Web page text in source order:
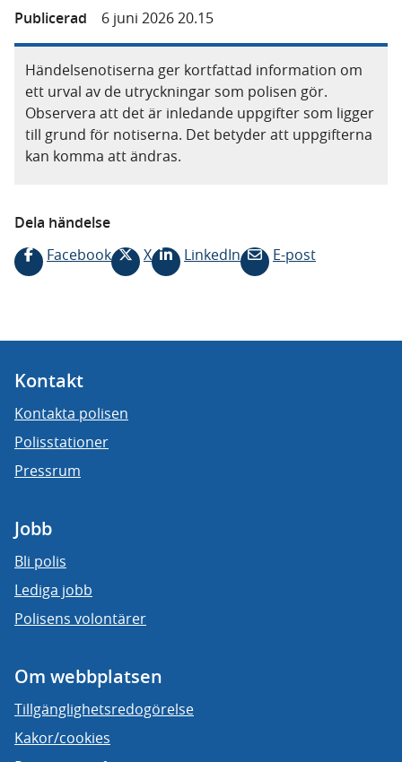
Publicerad
6 juni 2026 20.15
Händelsenotiserna ger kortfattad information om
ett urval av de utryckningar som polisen gör.
Observera att det är inledande uppgifter som ligger
till grund för notiserna. Det betyder att uppgifterna
kan komma att ändras.
Dela händelse
Facebook
X LinkedIn E-post
Kontakt
Kontakta polisen
Polisstationer
Pressrum
Jobb
Bli polis
Lediga jobb
Polisens volontärer
Om webbplatsen
Tillgänglighetsredogörelse
Kakor/cookies